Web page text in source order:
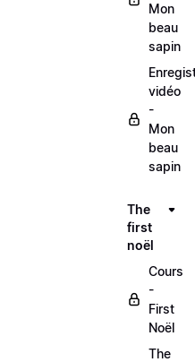
Mon
beau
sapin
vidéo
-
Mon
beau
sapin
The
first
noël
Cours
-
First
Noël
The